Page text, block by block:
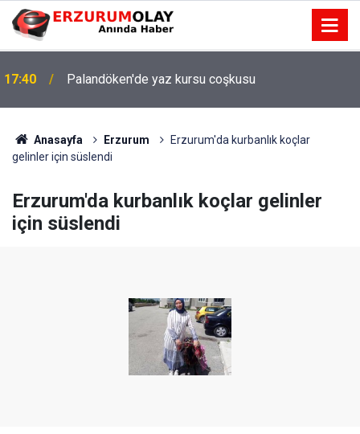
17:40 Palandöken'de yaz kursu coşkusu
Anasayfa Erzurum
Erzurum'da kurbanlık koçlar
gelinler için süslendi
Erzurum'da kurbanlık koçlar gelinler
için süslendi